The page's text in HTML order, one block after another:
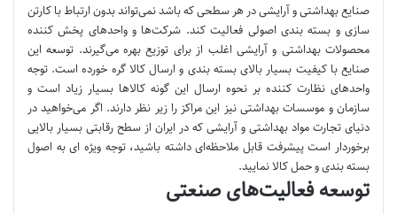
صنایع بهداشتی و آرایشی در هر سطحی که باشد نمی‌تواند بدون ارتباط با کارتن
سازی و بسته بندی اصولی فعالیت کند. شرکت‌ها و واحدهای پخش کننده
محصولات بهداشتی و آرایشی اغلب از برای توزیع بهره می‌گیرند. توسعه این
صنایع با کیفیت بسیار بالای بسته بندی و ارسال کالا گره خورده است. توجه
واحدهای نظارت کننده بر نحوه ارسال این گونه کالاها بسیار زیاد است و
سازمان و موسسات بهداشتی نیز این مراکز را زیر نظر دارند. اگر می‌خواهید در
دنیای تجارت مواد بهداشتی و آرایشی که در ایران از سطح رقابتی بسیار بالایی
برخوردار است پیشرفت قابل ملاحظه‌ای داشته باشید، توجه ویژه ای به اصول
بسته بندی و حمل کالا نمایید.
توسعه فعالیت‌های صنعتی